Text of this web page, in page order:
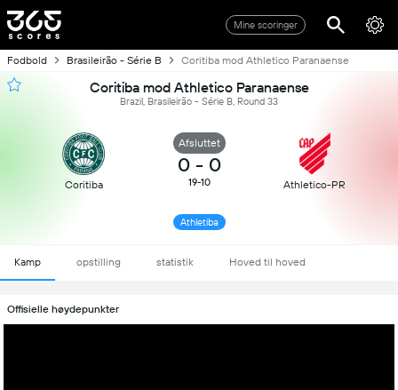
Mine scoringer
Fodbold Brasileirão - Série B Coritiba mod Athletico Paranaense
Coritiba mod Athletico Paranaense
Brazil, Brasileirão - Série B, Round 33
Coritiba
Afsluttet
0 - 0
19-10 Athletico-PR
Athletiba
Kamp opstilling statistik Hoved til hoved
Offisielle høydepunkter